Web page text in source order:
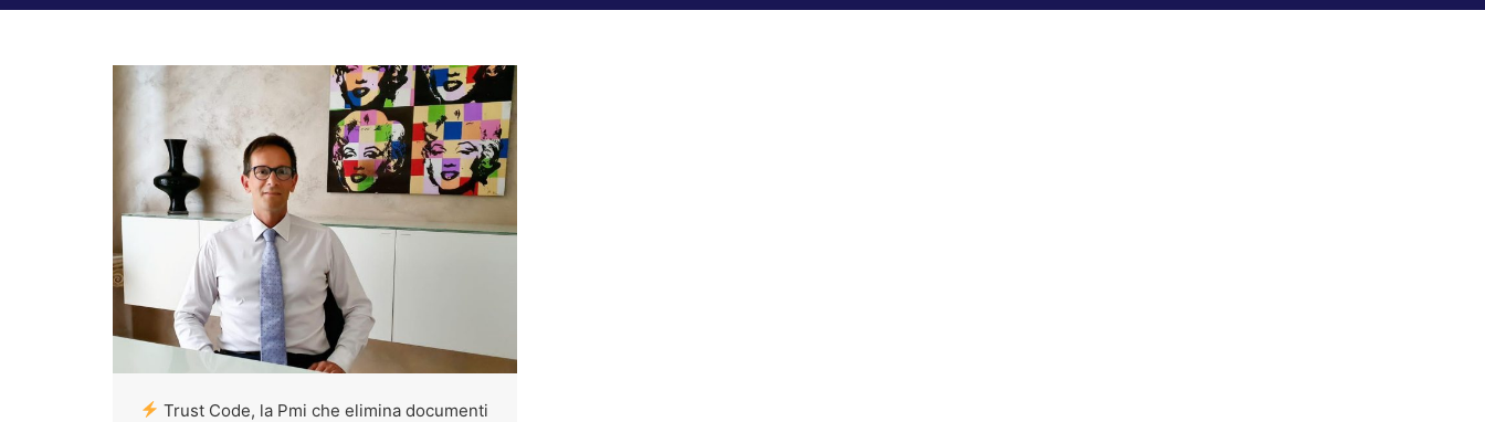
Trust Code, la Pmi che elimina documenti